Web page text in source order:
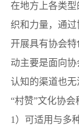
在地方上各类
织和力量，通过
开展具有协会
动主要是面向
认知的渠道也无
“村赞”文化协会
1）可适用与多